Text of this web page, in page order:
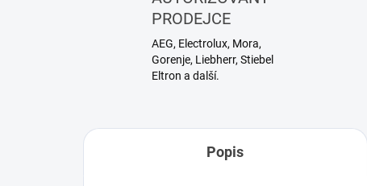
PRODEJCE
AEG, Electrolux, Mora,
Gorenje, Liebherr, Stiebel
Eltron a další.
Popis